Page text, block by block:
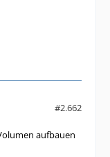
#2.662
aufbauen